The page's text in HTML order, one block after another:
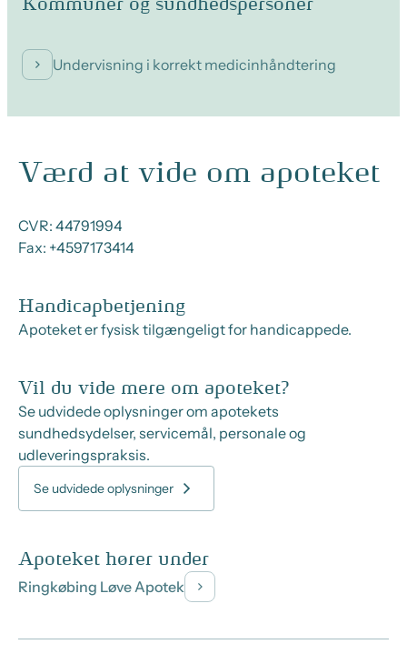
Kommuner og sundhedspersoner
Undervisning i korrekt medicinhåndtering
Værd at vide om apoteket
CVR: 44791994
Fax: +4597173414
Handicapbetjening
Apoteket er fysisk tilgængeligt for handicappede.
Vil du vide mere om apoteket?
Se udvidede oplysninger om apotekets
sundhedsydelser, servicemål, personale og
udleveringspraksis.
Se udvidede oplysninger
Apoteket hører under
Ringkøbing Løve Apotek